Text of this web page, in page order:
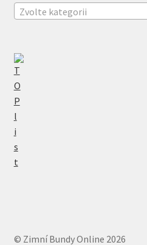
Zvolte kategorii
© Zimní Bundy Online 2026